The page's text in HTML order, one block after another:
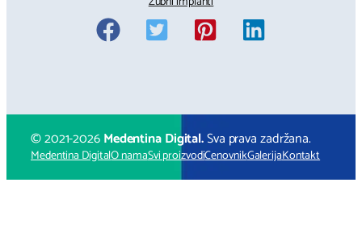
© 2021-2026Medentina Digital.Sva prava zadržana.
Medentina DigitalO namaSvi proizvodiCenovnikGalerijaKontakt